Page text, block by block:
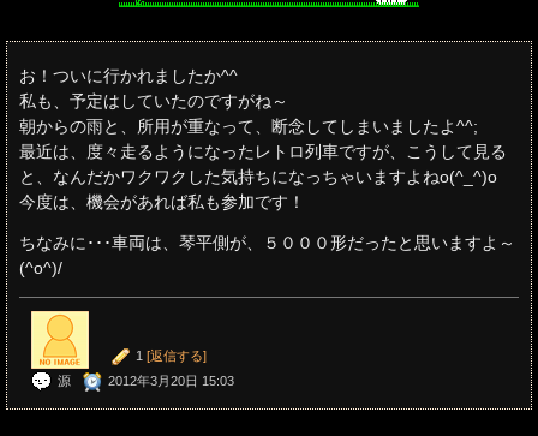
お！ついに行かれましたか^^
私も、予定はしていたのですがね～
朝からの雨と、所用が重なって、断念してしまいましたよ^^;
最近は、度々走るようになったレトロ列車ですが、こうして見る
と、なんだかワクワクした気持ちになっちゃいますよねo(^_^)o
今度は、機会があれば私も参加です！
ちなみに･･･車両は、琴平側が、５０００形だったと思いますよ～
(^o^)/
1 [返信する]
源
2012年3月20日 15:03